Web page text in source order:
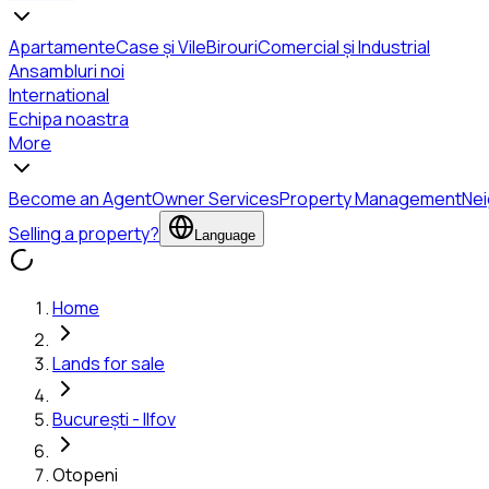
ApartamenteCase și VileBirouriComercial și Industrial
Ansambluri noi
International
Echipa noastra
More
Become an AgentOwner ServicesProperty Management
Selling a property?
Language
Home
Lands for sale
București - Ilfov
Otopeni